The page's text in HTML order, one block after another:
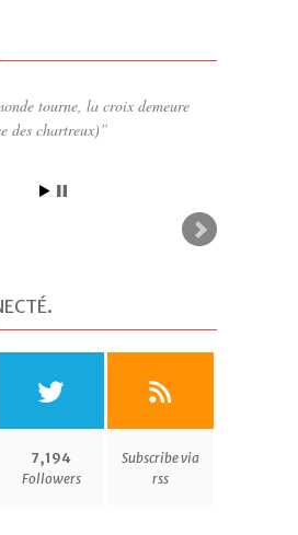
tourne, la croix demeure
des chartreux)
.
7,194
Followers
Subscribe via
rss